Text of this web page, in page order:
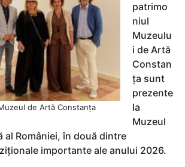
de Artă Constanța
patrimo
niul
Muzeulu
i de Artă
Constan
ța sunt
prezente
la
Muzeul
al României, în două dintre
importante ale anului 2026.